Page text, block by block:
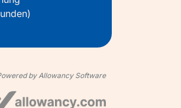
by Allowancy Software